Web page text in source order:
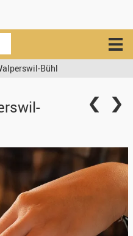
Bühl